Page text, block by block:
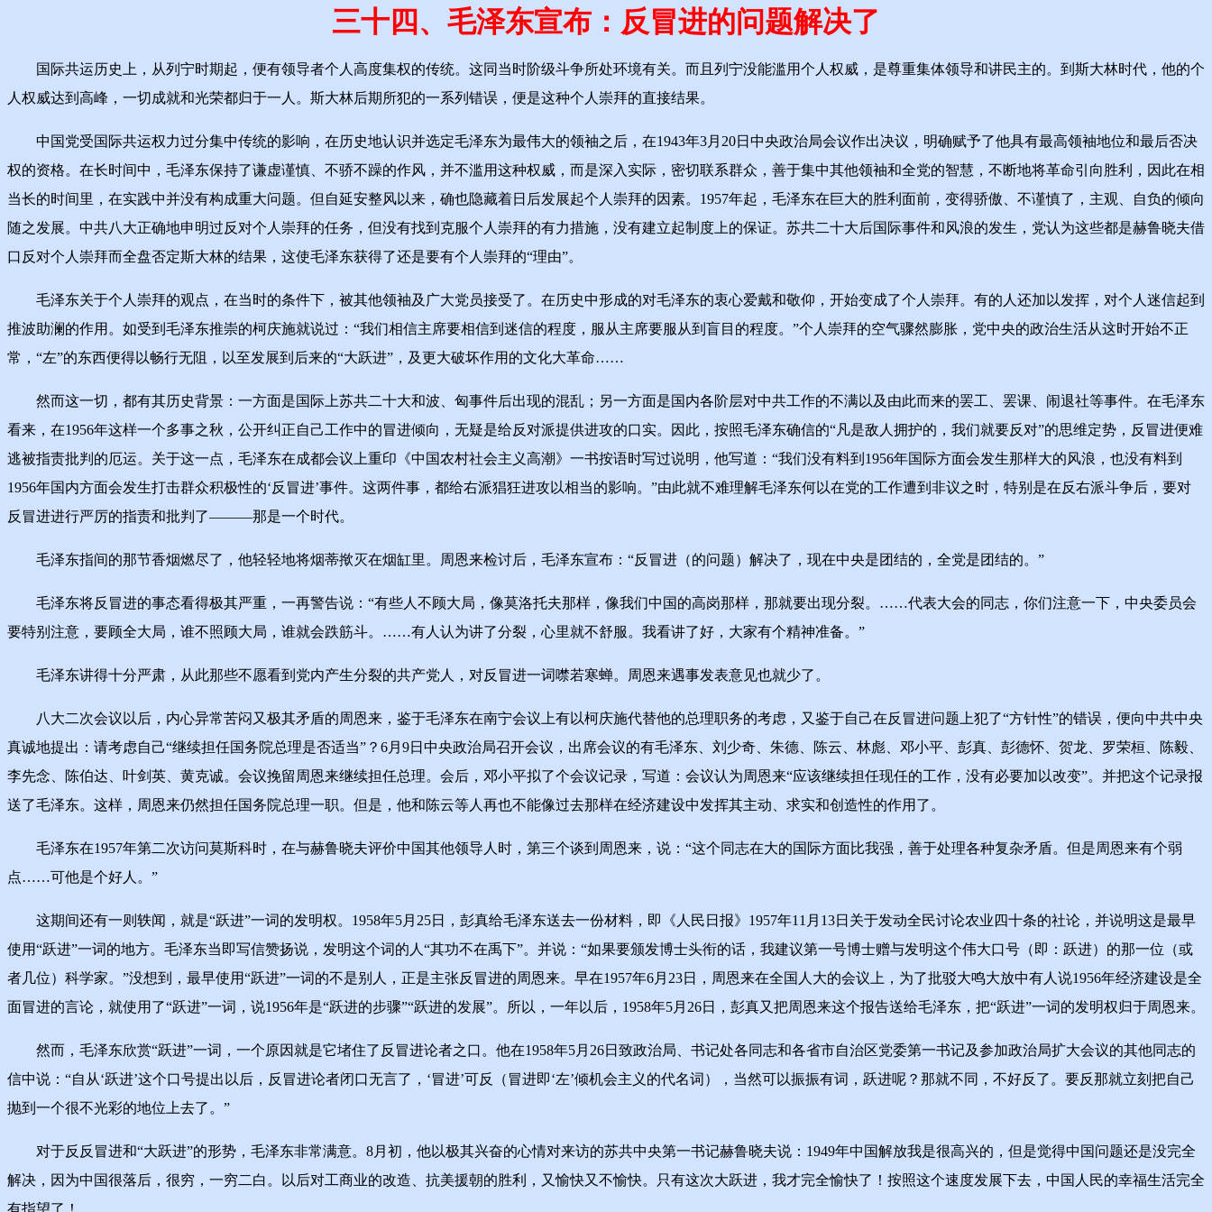
三十四、毛泽东宣布：反冒进的问题解决了
国际共运历史上，从列宁时期起，便有领导者个人高度集权的传统。这同当时阶级斗争所处环境有关。而且列宁没能滥用个人权威，是尊重集体领导和讲民主的。到斯大林时代，他的个
人权威达到高峰，一切成就和光荣都归于一人。斯大林后期所犯的一系列错误，便是这种个人崇拜的直接结果。
中国党受国际共运权力过分集中传统的影响，在历史地认识并选定毛泽东为最伟大的领袖之后，在1943年3月20日中央政治局会议作出决议，明确赋予了他具有最高领袖地位和最后否决
权的资格。在长时间中，毛泽东保持了谦虚谨慎、不骄不躁的作风，并不滥用这种权威，而是深入实际，密切联系群众，善于集中其他领袖和全党的智慧，不断地将革命引向胜利，因此在相
当长的时间里，在实践中并没有构成重大问题。但自延安整风以来，确也隐藏着日后发展起个人崇拜的因素。1957年起，毛泽东在巨大的胜利面前，变得骄傲、不谨慎了，主观、自负的倾向
随之发展。中共八大正确地申明过反对个人崇拜的任务，但没有找到克服个人崇拜的有力措施，没有建立起制度上的保证。苏共二十大后国际事件和风浪的发生，党认为这些都是赫鲁晓夫借
口反对个人崇拜而全盘否定斯大林的结果，这使毛泽东获得了还是要有个人崇拜的“理由”。
毛泽东关于个人崇拜的观点，在当时的条件下，被其他领袖及广大党员接受了。在历史中形成的对毛泽东的衷心爱戴和敬仰，开始变成了个人崇拜。有的人还加以发挥，对个人迷信起到
推波助澜的作用。如受到毛泽东推崇的柯庆施就说过：“我们相信主席要相信到迷信的程度，服从主席要服从到盲目的程度。”个人崇拜的空气骤然膨胀，党中央的政治生活从这时开始不正
常，“左”的东西便得以畅行无阻，以至发展到后来的“大跃进”，及更大破坏作用的文化大革命……
然而这一切，都有其历史背景：一方面是国际上苏共二十大和波、匈事件后出现的混乱；另一方面是国内各阶层对中共工作的不满以及由此而来的罢工、罢课、闹退社等事件。在毛泽东
看来，在1956年这样一个多事之秋，公开纠正自己工作中的冒进倾向，无疑是给反对派提供进攻的口实。因此，按照毛泽东确信的“凡是敌人拥护的，我们就要反对”的思维定势，反冒进便难
逃被指责批判的厄运。关于这一点，毛泽东在成都会议上重印《中国农村社会主义高潮》一书按语时写过说明，他写道：“我们没有料到1956年国际方面会发生那样大的风浪，也没有料到
1956年国内方面会发生打击群众积极性的‘反冒进’事件。这两件事，都给右派猖狂进攻以相当的影响。”由此就不难理解毛泽东何以在党的工作遭到非议之时，特别是在反右派斗争后，要对
反冒进进行严厉的指责和批判了———那是一个时代。
毛泽东指间的那节香烟燃尽了，他轻轻地将烟蒂揿灭在烟缸里。周恩来检讨后，毛泽东宣布：“反冒进（的问题）解决了，现在中央是团结的，全党是团结的。”
毛泽东将反冒进的事态看得极其严重，一再警告说：“有些人不顾大局，像莫洛托夫那样，像我们中国的高岗那样，那就要出现分裂。……代表大会的同志，你们注意一下，中央委员会
要特别注意，要顾全大局，谁不照顾大局，谁就会跌筋斗。……有人认为讲了分裂，心里就不舒服。我看讲了好，大家有个精神准备。”
毛泽东讲得十分严肃，从此那些不愿看到党内产生分裂的共产党人，对反冒进一词噤若寒蝉。周恩来遇事发表意见也就少了。
八大二次会议以后，内心异常苦闷又极其矛盾的周恩来，鉴于毛泽东在南宁会议上有以柯庆施代替他的总理职务的考虑，又鉴于自己在反冒进问题上犯了“方针性”的错误，便向中共中央
真诚地提出：请考虑自己“继续担任国务院总理是否适当”？6月9日中央政治局召开会议，出席会议的有毛泽东、刘少奇、朱德、陈云、林彪、邓小平、彭真、彭德怀、贺龙、罗荣桓、陈毅、
李先念、陈伯达、叶剑英、黄克诚。会议挽留周恩来继续担任总理。会后，邓小平拟了个会议记录，写道：会议认为周恩来“应该继续担任现任的工作，没有必要加以改变”。并把这个记录报
送了毛泽东。这样，周恩来仍然担任国务院总理一职。但是，他和陈云等人再也不能像过去那样在经济建设中发挥其主动、求实和创造性的作用了。
毛泽东在1957年第二次访问莫斯科时，在与赫鲁晓夫评价中国其他领导人时，第三个谈到周恩来，说：“这个同志在大的国际方面比我强，善于处理各种复杂矛盾。但是周恩来有个弱
点……可他是个好人。”
这期间还有一则轶闻，就是“跃进”一词的发明权。1958年5月25日，彭真给毛泽东送去一份材料，即《人民日报》1957年11月13日关于发动全民讨论农业四十条的社论，并说明这是最早
使用“跃进”一词的地方。毛泽东当即写信赞扬说，发明这个词的人“其功不在禹下”。并说：“如果要颁发博士头衔的话，我建议第一号博士赠与发明这个伟大口号（即：跃进）的那一位（或
者几位）科学家。”没想到，最早使用“跃进”一词的不是别人，正是主张反冒进的周恩来。早在1957年6月23日，周恩来在全国人大的会议上，为了批驳大鸣大放中有人说1956年经济建设是全
面冒进的言论，就使用了“跃进”一词，说1956年是“跃进的步骤”“跃进的发展”。所以，一年以后，1958年5月26日，彭真又把周恩来这个报告送给毛泽东，把“跃进”一词的发明权归于周恩来。
然而，毛泽东欣赏“跃进”一词，一个原因就是它堵住了反冒进论者之口。他在1958年5月26日致政治局、书记处各同志和各省市自治区党委第一书记及参加政治局扩大会议的其他同志的
信中说：“自从‘跃进’这个口号提出以后，反冒进论者闭口无言了，‘冒进’可反（冒进即‘左’倾机会主义的代名词），当然可以振振有词，跃进呢？那就不同，不好反了。要反那就立刻把自己
抛到一个很不光彩的地位上去了。”
对于反反冒进和“大跃进”的形势，毛泽东非常满意。8月初，他以极其兴奋的心情对来访的苏共中央第一书记赫鲁晓夫说：1949年中国解放我是很高兴的，但是觉得中国问题还是没完全
解决，因为中国很落后，很穷，一穷二白。以后对工商业的改造、抗美援朝的胜利，又愉快又不愉快。只有这次大跃进，我才完全愉快了！按照这个速度发展下去，中国人民的幸福生活完全